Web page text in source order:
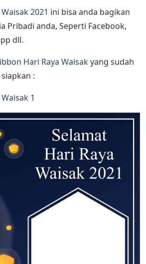
2021 ini bisa anda bagikan
Pribadi anda, Seperti Facebook,
dll.
Hari Raya Waisakyang sudah
:
1